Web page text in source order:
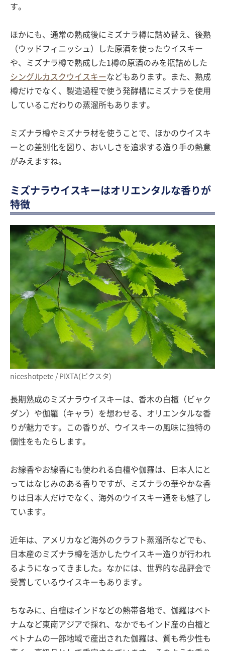
す。
ほかにも、通常の熟成後にミズナラ樽に詰め替え、後熟
（ウッドフィニッシュ）した原酒を使ったウイスキー
や、ミズナラ樽で熟成した1樽の原酒のみを瓶詰めした
シングルカスクウイスキーなどもあります。また、熟成
樽だけでなく、製造過程で使う発酵槽にミズナラを使用
しているこだわりの蒸溜所もあります。
ミズナラ樽やミズナラ材を使うことで、ほかのウイスキ
ーとの差別化を図り、おいしさを追求する造り手の熱意
がみえますね。
ミズナラウイスキーはオリエンタルな香りが
特徴
niceshotpete / PIXTA(ピクスタ)
長期熟成のミズナラウイスキーは、香木の白檀（ビャク
ダン）や伽羅（キャラ）を想わせる、オリエンタルな香
りが魅力です。この香りが、ウイスキーの風味に独特の
個性をもたらします。
お線香やお線香にも使われる白檀や伽羅は、日本人にと
ってはなじみのある香りですが、ミズナラの華やかな香
りは日本人だけでなく、海外のウイスキー通をも魅了し
ています。
近年は、アメリカなど海外のクラフト蒸溜所などでも、
日本産のミズナラ樽を活かしたウイスキー造りが行われ
るようになってきました。なかには、世界的な品評会で
受賞しているウイスキーもあります。
ちなみに、白檀はインドなどの熱帯各地で、伽羅はベト
ナムなど東南アジアで採れ、なかでもインド産の白檀と
ベトナムの一部地域で産出された伽羅は、質も希少性も